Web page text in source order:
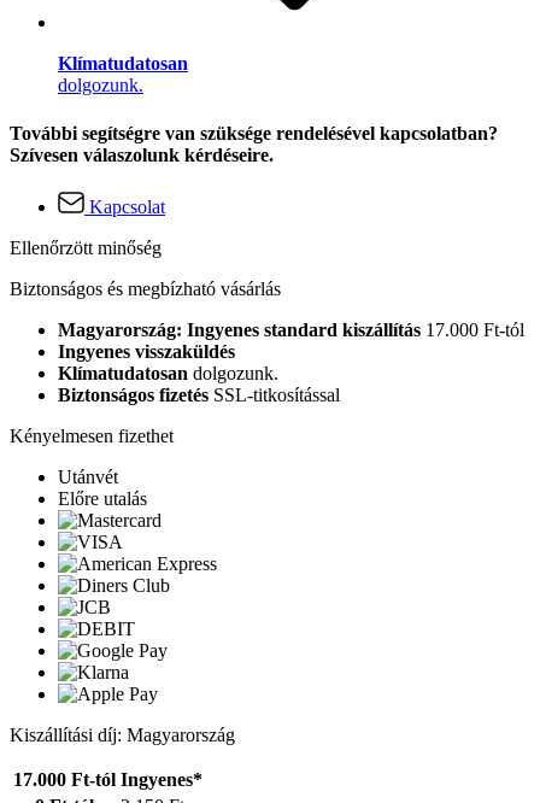
Klímatudatosan
dolgozunk.
További segítségre van szüksége rendelésével kapcsolatban?
Szívesen válaszolunk kérdéseire.
Kapcsolat
Ellenőrzött minőség
Biztonságos és megbízható vásárlás
Magyarország: Ingyenes standard kiszállítás 17.000 Ft-tól
Ingyenes visszaküldés
Klímatudatosan dolgozunk.
Biztonságos fizetés SSL-titkosítással
Kényelmesen fizethet
Utánvét
Előre utalás
Kiszállítási díj: Magyarország
17.000 Ft-tól Ingyenes*